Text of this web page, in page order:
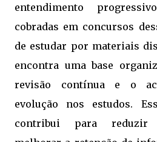
entendimento
cobradas em concursos
de estudar por materiais
encontra uma base
revisão contínua e o
evolução nos estudos.
contribui para reduzir